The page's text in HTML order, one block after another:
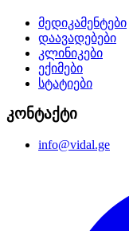
მედიკამენტები
დაავადებები
კლინიკები
ექიმები
სტატიები
კონტაქტი
info@vidal.ge